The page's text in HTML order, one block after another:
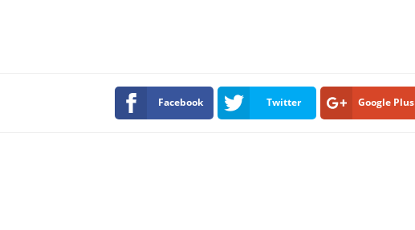
Facebook Twitter Google Plus